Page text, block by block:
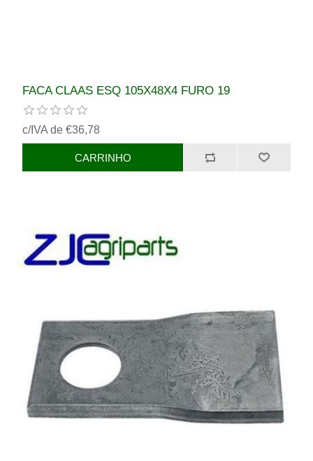
FACA CLAAS ESQ 105X48X4 FURO 19
c/IVA de €36,78